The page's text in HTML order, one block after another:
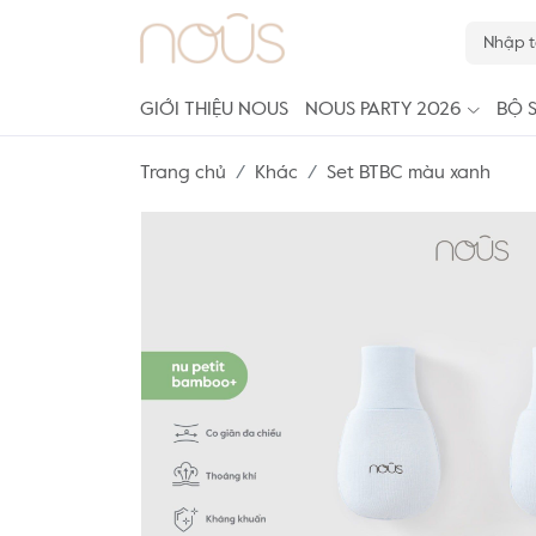
GIỚI THIỆU NOUS NOUS PARTY 2026 BỘ
Trang chủ Khác Set BTBC màu xanh